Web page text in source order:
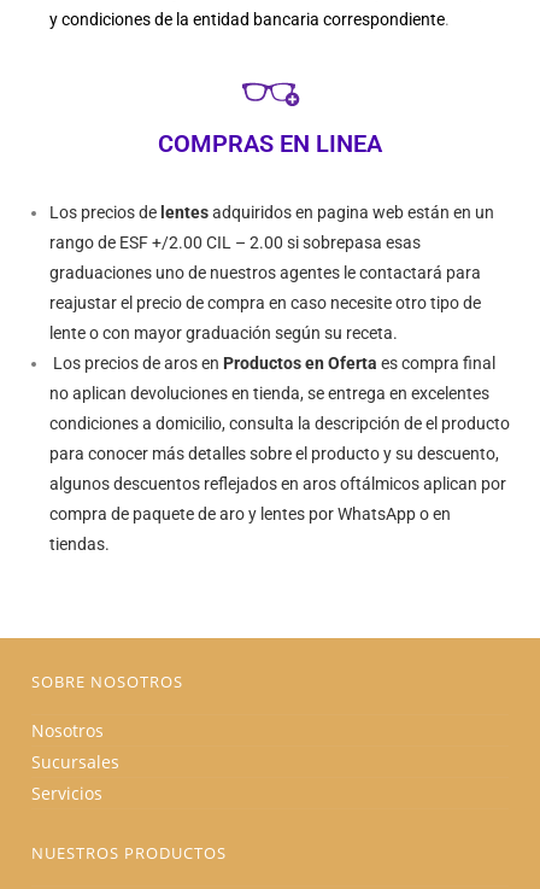
y condiciones de la entidad bancaria correspondiente.
COMPRAS EN LINEA
Los precios de lentesadquiridos en pagina web están en un
rango de ESF +/2.00 CIL – 2.00 si sobrepasa esas
graduaciones uno de nuestros agentes le contactará para
reajustar el precio de compra en caso necesite otro tipo de
lente o con mayor graduación según su receta.
Los precios de aros en Productos en Ofertaes compra final
no aplican devoluciones en tienda, se entrega en excelentes
condiciones a domicilio, consulta la descripción de el producto
para conocer más detalles sobre el producto y su descuento,
algunos descuentos reflejados en aros oftálmicos aplican por
compra de paquete de aro y lentes por WhatsApp o en
tiendas.
SOBRE NOSOTROS
Nosotros
Sucursales
Servicios
NUESTROS PRODUCTOS